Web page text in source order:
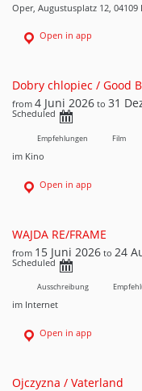
Oper, Augustusplatz 12, 04109
Open in app
Dobry chlopiec / Good
from 4 Juni 2026 to 31
Scheduled
Empfehlungen Film
im Kino
Open in app
WAJDA RE/FRAME
from 15 Juni 2026 to 24
Scheduled
Ausschreibung
im Internet
Open in app
Ojczyzna / Vaterland